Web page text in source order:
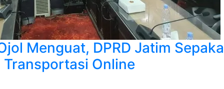
Menguat, DPRD Jatim
Transportasi Online